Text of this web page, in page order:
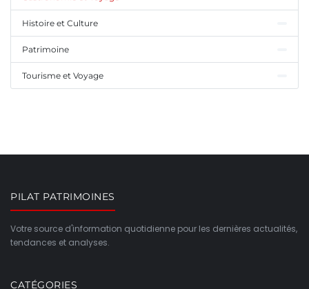
Histoire et Culture
Patrimoine
Tourisme et Voyage
PILAT PATRIMOINES
Votre source d'information quotidienne pour les dernières actualités,
tendances et analyses.
CATÉGORIES